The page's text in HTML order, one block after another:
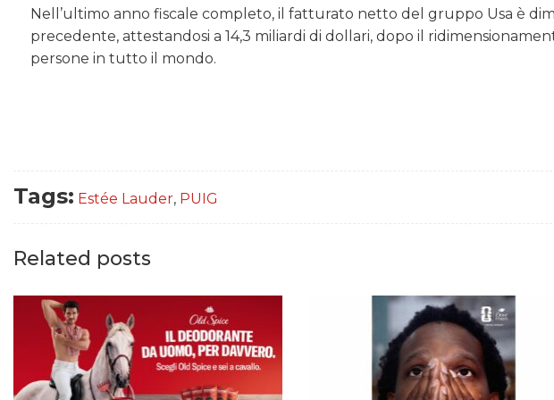
Nell’ultimo anno fiscale completo, il fatturato netto del gruppo Usa è
precedente, attestandosi a 14,3 miliardi di dollari, dopo il
persone in tutto il mondo.
Tags: Estée Lauder, PUIG
Related posts